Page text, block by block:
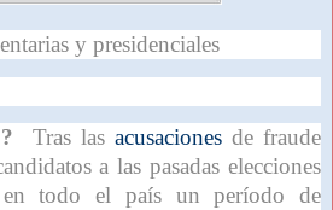
y presidenciales
Tras las acusaciones de fraude
a las pasadas elecciones
todo el país un período de